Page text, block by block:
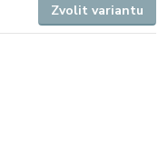
Zvolit variantu